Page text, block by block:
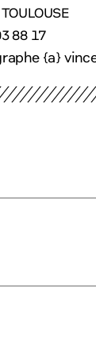
88 17
{a}